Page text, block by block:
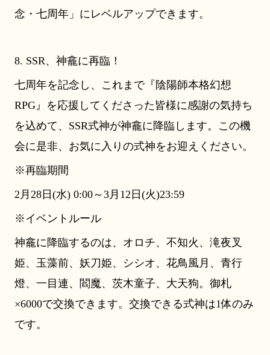
念・七周年」にレベルアップできます。
8. SSR、神龕に再臨！
七周年を記念し、これまで『陰陽師本格幻想
RPG』を応援してくださった皆様に感謝の気持ち
を込めて、SSR式神が神龕に降臨します。この機
会に是非、お気に入りの式神をお迎えください。
※再臨期間
2月28日(水) 0:00～3月12日(火)23:59
※イベントルール
神龕に降臨するのは、オロチ、不知火、滝夜叉
姫、玉藻前、妖刀姫、シシオ、花鳥風月、青行
燈、一目連、閻魔、茨木童子、大天狗。御札
×6000で交換できます。交換できる式神は1体のみ
です。